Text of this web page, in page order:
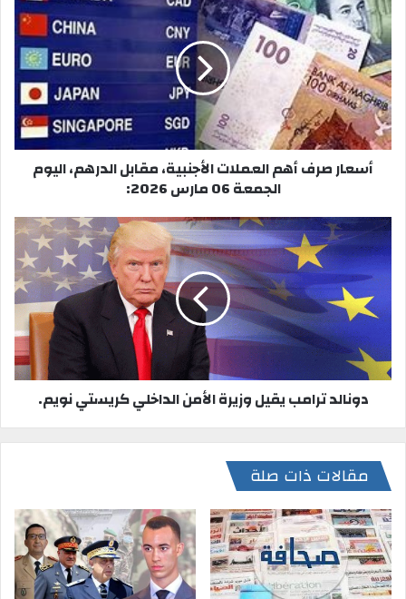
ع
ا
و
ي
ب
و
ك
أسعار صرف أهم العملات الأجنبية، مقابل الدرهم، اليوم
الجمعة 06 مارس 2026:
دونالد ترامب يقيل وزيرة الأمن الداخلي كريستي نويم.
مقالات ذات صلة